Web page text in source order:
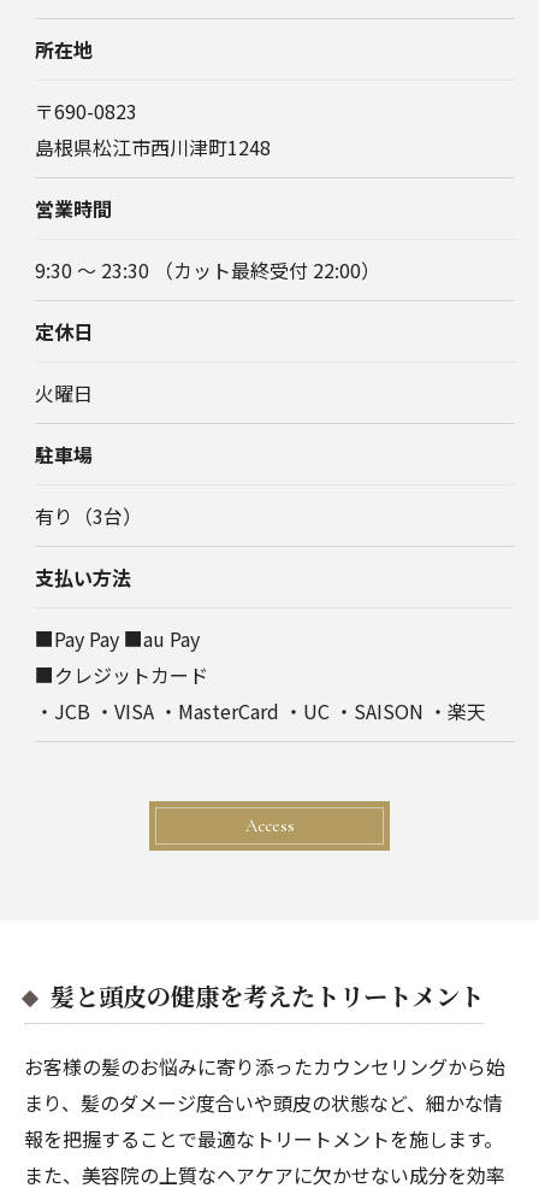
所在地
〒690-0823
島根県松江市西川津町1248
営業時間
9:30 〜 23:30 （カット最終受付 22:00）
定休日
火曜日
駐車場
有り（3台）
支払い方法
■Pay Pay ■au Pay
■クレジットカード
・JCB ・VISA ・MasterCard ・UC ・SAISON ・楽天
Access
髪と頭皮の健康を考えたトリートメント
お客様の髪のお悩みに寄り添ったカウンセリングから始
まり、髪のダメージ度合いや頭皮の状態など、細かな情
報を把握することで最適なトリートメントを施します。
また、美容院の上質なヘアケアに欠かせない成分を効率